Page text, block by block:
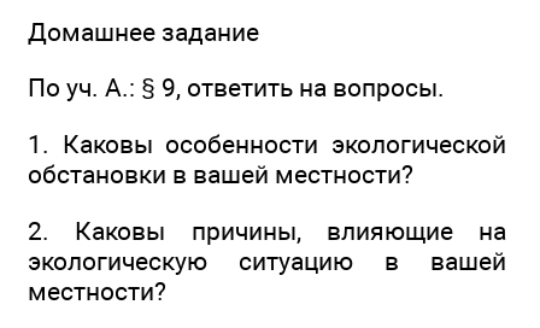
Домашнее задание
По уч. А.: § 9, ответить на вопросы.
1. Каковы особенности экологической
обстановки в вашей местности?
2. Каковы причины, влияющие на
экологическую ситуацию в вашей
местности?